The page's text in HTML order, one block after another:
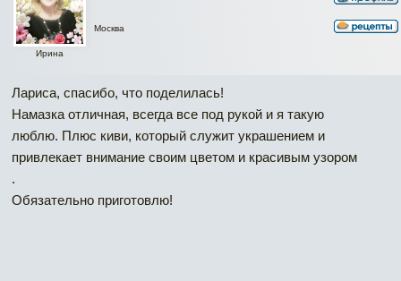
Ирина
Москва
Лариса, спасибо, что поделилась!
Намазка отличная, всегда все под рукой и я такую
люблю. Плюс киви, который служит украшением и
привлекает внимание своим цветом и красивым узором
.
Обязательно приготовлю!